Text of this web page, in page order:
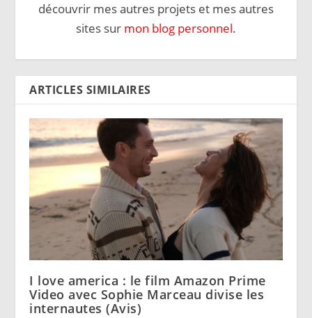
découvrir mes autres projets et mes autres
sites sur mon blog personnel.
ARTICLES SIMILAIRES
I love america : le film Amazon Prime
Video avec Sophie Marceau divise les
internautes (Avis)